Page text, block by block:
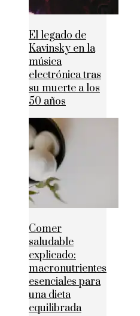
El legado de
Kavinsky en la
música
electrónica tras
su muerte a los
50 años
Comer
saludable
explicado:
macronutrientes
esenciales para
una dieta
equilibrada